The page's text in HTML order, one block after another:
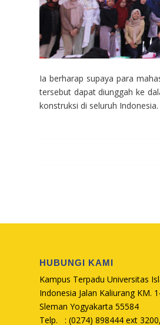
Ia berharap supaya para
tersebut dapat diunggah ke
konstruksi di seluruh Indonesia.
HUBUNGI KAMI
Kampus Terpadu Universitas
Indonesia Jalan Kaliurang KM.
Sleman Yogyakarta 55584
Telp. : (0274) 898444 ext